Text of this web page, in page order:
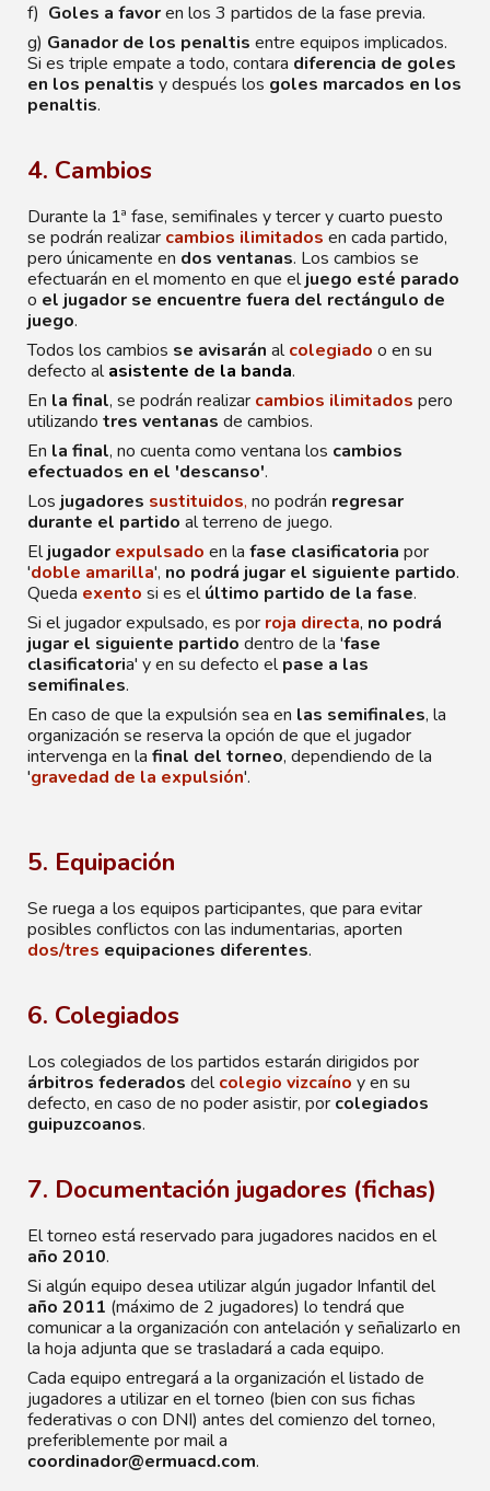
f) Goles a favoren los 3 partidos de la fase previa.
g) Ganador de los penaltis entre equipos implicados.
Si es triple empate a todo, contara diferencia de goles
en los penaltis y después los goles marcados en los
penaltis.
4. Cambios
Durante la 1ª fase, semifinales y tercer y cuarto puesto
se podrán realizar cambios ilimitados en cada partido,
pero únicamente en dos ventanas. Los cambios se
efectuarán en el momento en que eljuego esté parado
o el jugador se encuentre fuera del rectángulo de
juego.
Todos los cambios se avisaránalcolegiado o en su
defecto alasistente de la banda.
En la final, se podrán realizar cambios ilimitados pero
utilizandotres ventanas de cambios.
En la final, no cuenta como ventana los cambios
efectuados en el 'descanso'.
Los jugadores sustituidos, no podrán regresar
durante el partido al terreno de juego.
Eljugador expulsado en lafase clasificatoria por
'doble amarilla', no podrá jugar el siguiente partido.
Queda exento si es elúltimo partido de la fase.
Si el jugador expulsado, es por roja directa, no podrá
jugar el siguiente partido dentro de la 'fase
clasificatoria' y en su defecto elpase a las
semifinales.
En caso de que la expulsión sea en las semifinales, la
organización se reserva la opción de que el jugador
intervenga en lafinal del torneo,dependiendo de la
'gravedad de la expulsión'.
5. Equipación
Se ruega a los equipos participantes, que para evitar
posibles conflictos con las indumentarias, aporten
dos/tres equipaciones diferentes.
6. Colegiados
Los colegiados de los partidos estarán dirigidos por
árbitros federadosdelcolegio vizcaíno y en su
defecto, en caso de no poder asistir, por colegiados
guipuzcoanos.
7. Documentación jugadores (fichas)
El torneo está reservado para jugadores nacidos en el
año 2010.
Si algún equipo desea utilizar algún jugador Infantil del
año 2011 (máximo de 2 jugadores) lo tendrá que
comunicar a la organización con antelación y señalizarlo en
la hoja adjunta que se trasladará a cada equipo.
Cada equipo entregará a la organización el listado de
jugadores a utilizar en el torneo (bien con sus fichas
federativas o con DNI) antes del comienzo del torneo,
preferiblemente por mail a
coordinador@ermuacd.com.